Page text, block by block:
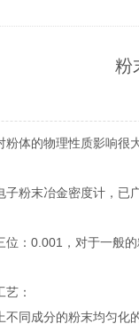
粉
体的物理性质影响很
末冶金密度计，已
0.001，对于一般的
：
成分的粉末均匀化